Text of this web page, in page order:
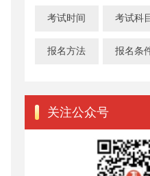
考试时间 考试科目
报名方法 报名条
关注公众号